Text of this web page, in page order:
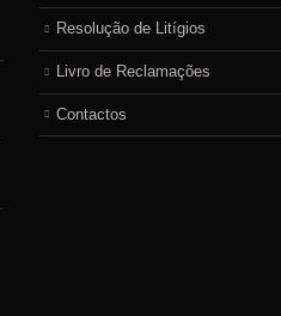
Resolução de Litígios
Livro de Reclamações
Contactos